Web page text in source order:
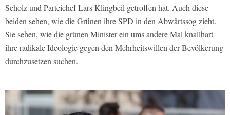
Scholz und Parteichef Lars Klingbeil getroffen hat. Auch diese
beiden sehen, wie die Grünen ihre SPD in den Abwärtssog zieht.
Sie sehen, wie die grünen Minister ein ums andere Mal knallhart
ihre radikale Ideologie gegen den Mehrheitswillen der Bevölkerung
durchzusetzen suchen.